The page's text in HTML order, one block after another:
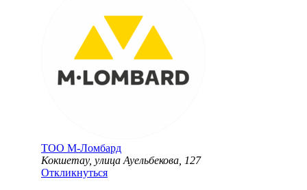
ТОО М-Ломбард
Кокшетау, улица Ауельбекова, 127
Откликнуться